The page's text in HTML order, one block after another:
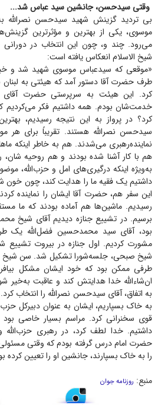
وقتی سیدحسن، جانشین سید عباس شد...
بی تردید گزینش شهید سیدحسن نصرالله
موسوی، یکی از بهترین و مؤثرترین
می‌رود. چند و، چون این انتخاب در
شیخ الاسلام انعکاس یافته است:
«موقعی که سیدعباس موسوی شهید شد و
طرف حضرت آقا دستور آمد که هیئتی به لبنان
کرد. این هیئت به سرپرستی حضرت
خدمت‌شان بودم. همه داشتیم فکر می‌کردیم
کرد؟ در پرواز به این نتیجه رسیدیم،
سیدحسن نصرالله هستند. تقریباً برای هر
نماینده‌رهبری می‌شدند. هم به خاطر اینکه
هم با کار آشنا شده بودند و هم روحیه
به‌ویژه اینکه درگیری‌های امل و حزب‌الله،
داشتیم یک فقیه ما را هدایت کند، چون خون
این سفر هم، حضرت آقا ایشان را نماینده
رسیدیم. ماشین‌ها هم آماده بودند که ما
برسیم. در تشییع جنازه دیدیم آقای شیخ
بود، آقای سید محمدحسین فضل‌الله یک
مشورت کردیم. اول جنازه در بیروت تشییع
شیخ صبحی، جلسه‌شورا تشکیل شد. سن شیخ
طرفی ممکن بود که خود ایشان مشکل
ان‌شاءالله خدا هدایتش کند و عاقبت
به اتفاق، آقای سید‌حسن نصرالله را انتخاب
به خاک بسپاریم، ایشان به عنوان دبیرکل
قوی سخنرانی کرد. مراسم بسیار خاصی
داشتیم. خدا لطف کرد، در رهبری حزب‌الله
حضرت امام درس گرفته بودم که وقتی مسئولی
را به خاک بسپارند، جانشین او را تعیین کرده
منبع: روزنامه جوان